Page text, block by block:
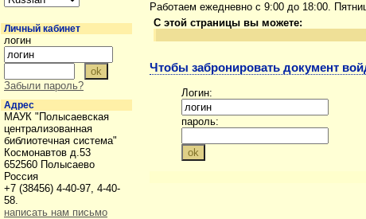
Работаем ежедневно с 9:00 до 18:00.
С этой страницы вы можете:
Чтобы забронировать документ
Логин:
пароль:
Личный кабинет
логин
Забыли пароль?
Адрес
МАУК "Полысаевская
централизованная
библиотечная система"
Космонавтов д.53
652560 Полысаево
Россия
+7 (38456) 4-40-97, 4-40-
58.
написать нам письмо